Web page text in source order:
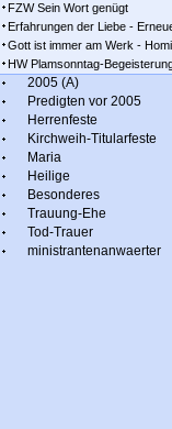
FZW Sein Wort genügt
Erfahrungen der Liebe -
Gott ist immer am Werk -
HW Plamsonntag-
2005 (A)
Predigten vor 2005
Herrenfeste
Kirchweih-Titularfeste
Maria
Heilige
Besonderes
Trauung-Ehe
Tod-Trauer
ministrantenanwaerter